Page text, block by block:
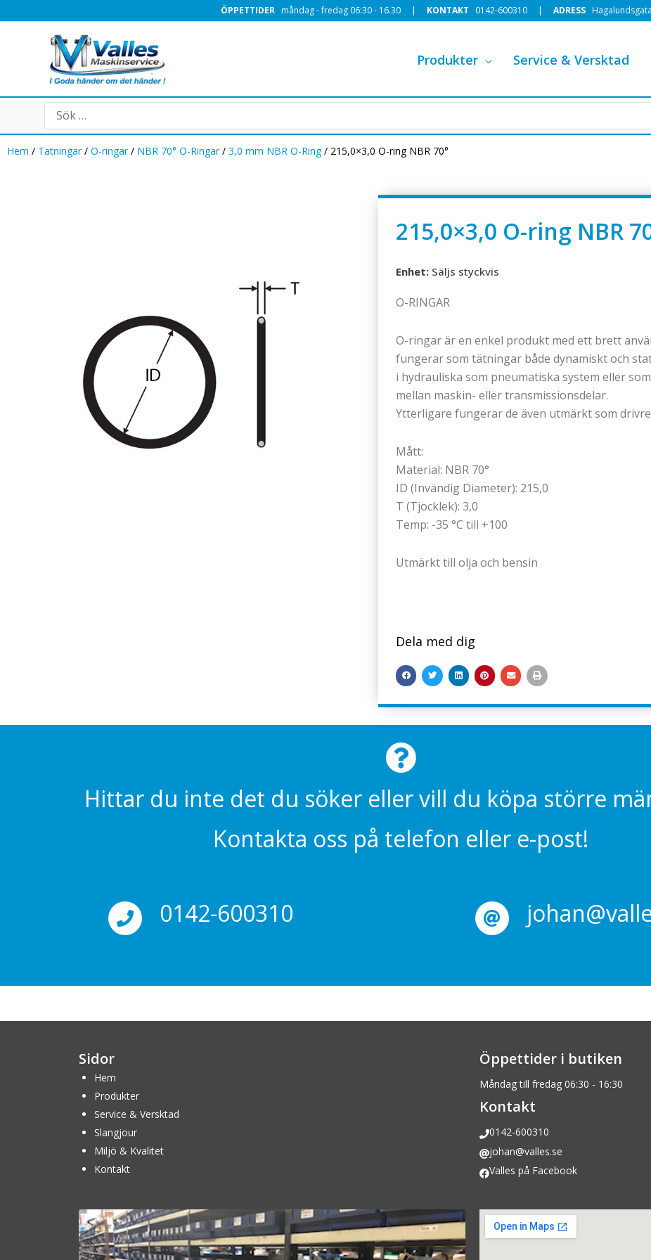
till
ÖPPETTIDER måndag - fredag 06:30 - 16.30 | KONTAKT 0142-600310 | ADRESS
Produkter Service & Versktad
Search
for:
Hem / Tätningar/ O-ringar/ NBR 70° O-Ringar/ 3,0 mm NBR O-Ring/ 215,0×3,0 O-ring NBR 70°
215,0×3,0 O-ring NBR
Enhet: Säljs styckvis
O-RINGAR
O-ringar är en enkel produkt med ett brett
fungerar som tätningar både dynamiskt och
i hydrauliska som pneumatiska system eller
mellan maskin- eller transmissionsdelar.
Ytterligare fungerar de även utmärkt som
Mått:
Material: NBR 70°
ID (Invändig Diameter): 215,0
T (Tjocklek): 3,0
Temp: -35 °C till +100
Utmärkt till olja och bensin
Dela med dig
Hittar du inte det du söker eller vill du köpa större
Kontakta oss på telefon eller e-post!
0142-600310
Sidor
Hem
Produkter
Service & Versktad
Slangjour
Miljö & Kvalitet
Kontakt
Öppettider i butiken
Måndag till fredag 06:30 - 16:30
Kontakt
0142-600310
johan@valles.se
Valles på Facebook